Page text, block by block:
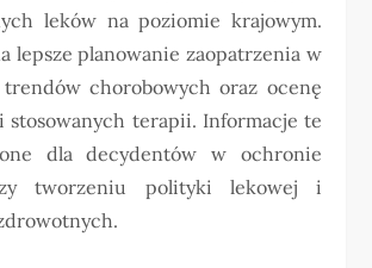
leków na poziomie krajowym.
lepsze planowanie zaopatrzenia w
chorobowych oraz ocenę
stosowanych terapii. Informacje te
dla decydentów w ochronie
tworzeniu polityki lekowej i